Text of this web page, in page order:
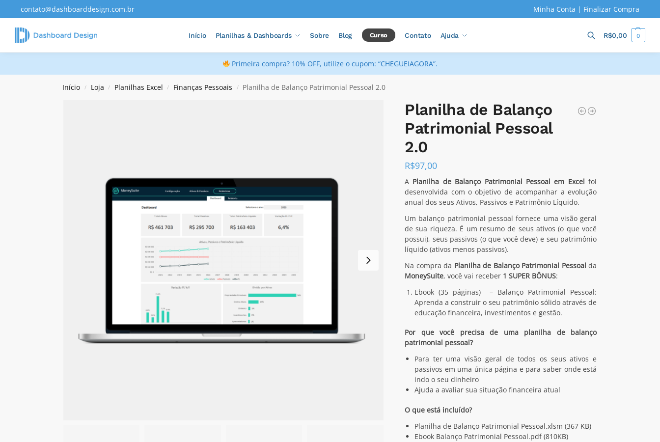
contato@dashboarddesign.com.br Minha Conta | Finalizar Compra
Início Planilhas & Dashboards Sobre Blog Curso Contato Ajuda
Adicionados Recentemente
R$0,00 0
Primeira compra? 10% OFF, utilize o cupom: “CHEGUEIAGORA”.
Início / Loja / Planilhas Excel / Finanças Pessoais / Planilha de Balanço Patrimonial Pessoal 2.0
Planilha de Balanço
Patrimonial Pessoal
2.0
R$97,00
A Planilha de Balanço Patrimonial Pessoal em Excel foi
desenvolvida com o objetivo de acompanhar a evolução
anual dos seus Ativos, Passivos e Patrimônio Líquido.
Um balanço patrimonial pessoal fornece uma visão geral
de sua riqueza. É um resumo de seus ativos (o que você
possui), seus passivos (o que você deve) e seu patrimônio
líquido (ativos menos passivos).
Na compra da Planilha de Balanço Patrimonial Pessoal da
MoneySuite, você vai receber 1 SUPER BÔNUS:
Ebook (35 páginas) – Balanço Patrimonial Pessoal:
Aprenda a construir o seu patrimônio sólido através de
educação financeira, investimentos e gestão.
Por que você precisa de uma planilha de balanço
patrimonial pessoal?
Para ter uma visão geral de todos os seus ativos e
passivos em uma única página e para saber onde está
indo o seu dinheiro
Ajuda a avaliar sua situação financeira atual
O que está incluído?
Planilha de Balanço Patrimonial Pessoal.xlsm (367 KB)
Ebook Balanço Patrimonial Pessoal.pdf (810KB)